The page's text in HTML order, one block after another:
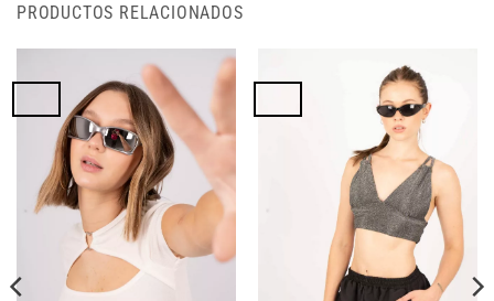
PRODUCTOS RELACIONADOS